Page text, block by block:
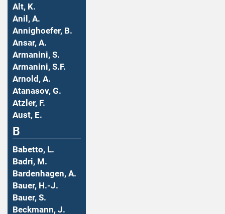
Alt, K.
Anil, A.
Annighoefer, B.
Ansar, A.
Armanini, S.
Armanini, S.F.
Arnold, A.
Atanasov, G.
Atzler, F.
Aust, E.
B
Babetto, L.
Badri, M.
Bardenhagen, A.
Bauer, H.-J.
Bauer, S.
Beckmann, J.